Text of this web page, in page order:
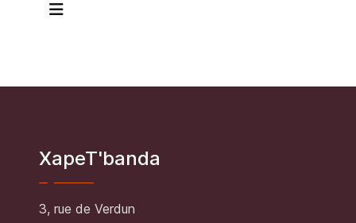
XapeT'banda
3, rue de Verdun